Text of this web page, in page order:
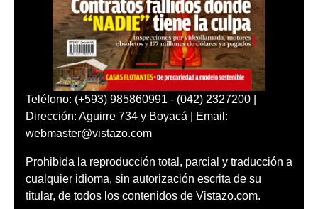
Teléfono: (+593) 985860991 - (042) 2327200 |
Dirección: Aguirre 734 y Boyacá | Email:
webmaster@vistazo.com
Prohibida la reproducción total, parcial y traducción a
cualquier idioma, sin autorización escrita de su
titular, de todos los contenidos de Vistazo.com.